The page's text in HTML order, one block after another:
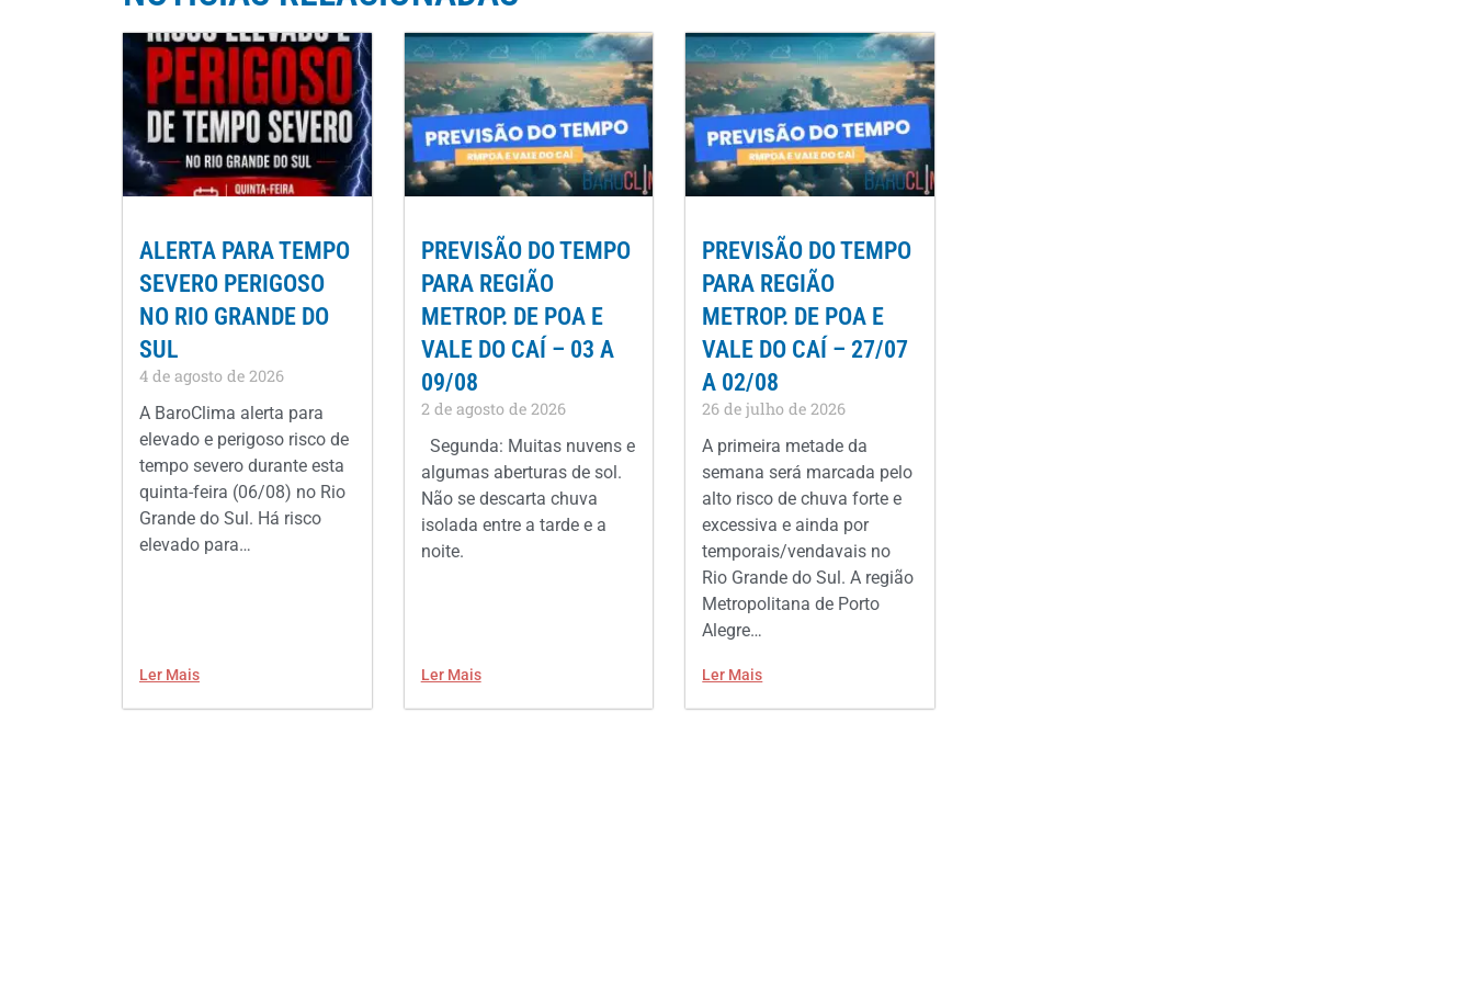
ALERTA PARA TEMPO
SEVERO PERIGOSO
NO RIO GRANDE DO
SUL
4 de agosto de 2026
A BaroClima alerta para
elevado e perigoso risco de
tempo severo durante esta
quinta-feira (06/08) no Rio
Grande do Sul. Há risco
elevado para…
Ler Mais
PREVISÃO DO TEMPO
PARA REGIÃO
METROP. DE POA E
VALE DO CAÍ – 03 A
09/08
2 de agosto de 2026
Segunda: Muitas nuvens e
algumas aberturas de sol.
Não se descarta chuva
isolada entre a tarde e a
noite.
Ler Mais
PREVISÃO DO TEMPO
PARA REGIÃO
METROP. DE POA E
VALE DO CAÍ – 27/07
A 02/08
26 de julho de 2026
A primeira metade da
semana será marcada pelo
alto risco de chuva forte e
excessiva e ainda por
temporais/vendavais no
Rio Grande do Sul. A região
Metropolitana de Porto
Alegre…
Ler Mais